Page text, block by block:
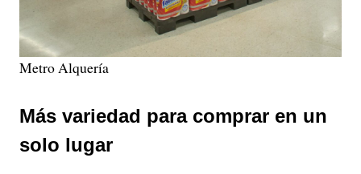
Metro Alquería
Más variedad para comprar en un
solo lugar